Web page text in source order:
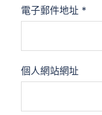
電子郵件地址 *
個人網站網址